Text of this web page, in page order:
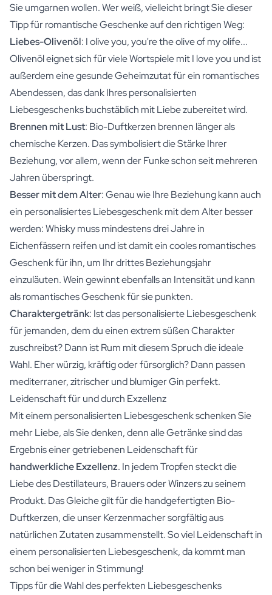
Sie umgarnen wollen. Wer weiß, vielleicht bringt Sie dieser
Tipp für romantische Geschenke auf den richtigen Weg:
Liebes-Olivenöl: I olive you, you're the olive of my olife...
Olivenöl eignet sich für viele Wortspiele mit I love you und ist
außerdem eine gesunde Geheimzutat für ein romantisches
Abendessen, das dank Ihres personalisierten
Liebesgeschenks buchstäblich mit Liebe zubereitet wird.
Brennen mit Lust: Bio-Duftkerzen brennen länger als
chemische Kerzen. Das symbolisiert die Stärke Ihrer
Beziehung, vor allem, wenn der Funke schon seit mehreren
Jahren überspringt.
Besser mit dem Alter: Genau wie Ihre Beziehung kann auch
ein personalisiertes Liebesgeschenk mit dem Alter besser
werden: Whisky muss mindestens drei Jahre in
Eichenfässern reifen und ist damit ein cooles romantisches
Geschenk für ihn, um Ihr drittes Beziehungsjahr
einzuläuten. Wein gewinnt ebenfalls an Intensität und kann
als romantisches Geschenk für sie punkten.
Charaktergetränk: Ist das personalisierte Liebesgeschenk
für jemanden, dem du einen extrem süßen Charakter
zuschreibst? Dann ist Rum mit diesem Spruch die ideale
Wahl. Eher würzig, kräftig oder fürsorglich? Dann passen
mediterraner, zitrischer und blumiger Gin perfekt.
Leidenschaft für und durch Exzellenz
Mit einem personalisierten Liebesgeschenk schenken Sie
mehr Liebe, als Sie denken, denn alle Getränke sind das
Ergebnis einer getriebenen Leidenschaft für
handwerkliche Exzellenz. In jedem Tropfen steckt die
Liebe des Destillateurs, Brauers oder Winzers zu seinem
Produkt. Das Gleiche gilt für die handgefertigten Bio-
Duftkerzen, die unser Kerzenmacher sorgfältig aus
natürlichen Zutaten zusammenstellt. So viel Leidenschaft in
einem personalisierten Liebesgeschenk, da kommt man
schon bei weniger in Stimmung!
Tipps für die Wahl des perfekten Liebesgeschenks